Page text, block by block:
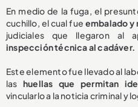
En medio de la fuga, el
cuchillo, el cual fue embalado y
judiciales que llegaron al
inspección técnica al cadáver.
Este elemento fue llevado al
lashuellas que permitan
vincularlo a la noticia criminal y